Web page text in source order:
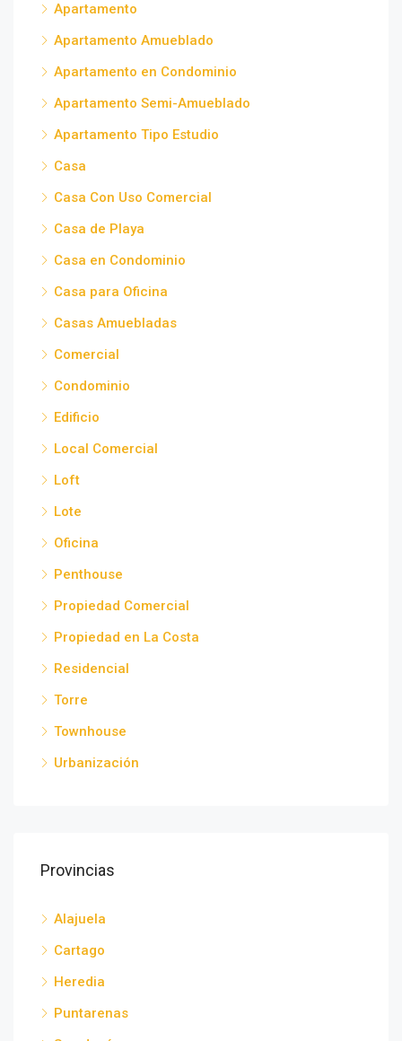
Apartamento
Apartamento Amueblado
Apartamento en Condominio
Apartamento Semi-Amueblado
Apartamento Tipo Estudio
Casa
Casa Con Uso Comercial
Casa de Playa
Casa en Condominio
Casa para Oficina
Casas Amuebladas
Comercial
Condominio
Edificio
Local Comercial
Loft
Lote
Oficina
Penthouse
Propiedad Comercial
Propiedad en La Costa
Residencial
Torre
Townhouse
Urbanización
Provincias
Alajuela
Cartago
Heredia
Puntarenas